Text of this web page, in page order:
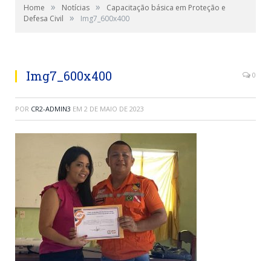
Home » Notícias »
Capacitação básica em Proteção e
Defesa Civil
» Img7_600x400
Img7_600x400 0
POR CR2-ADMIN3 EM 2 DE MAIO DE 2023